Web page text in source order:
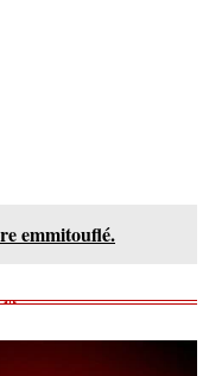
emmitouflé.